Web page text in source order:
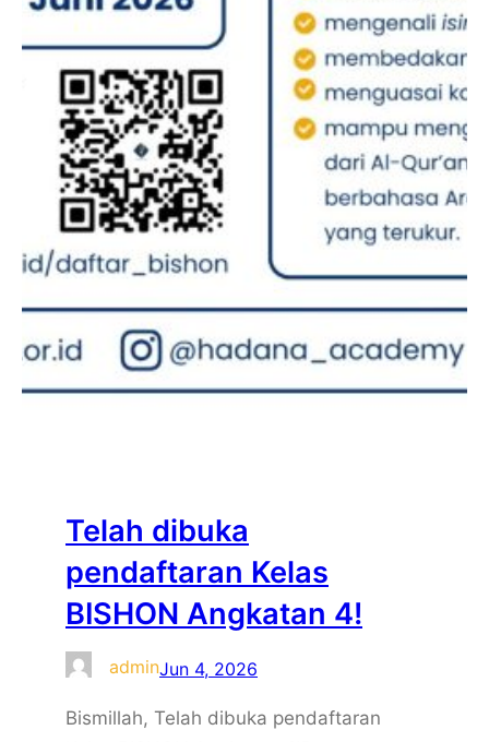
Telah dibuka
pendaftaran Kelas
BISHON Angkatan 4!
adminJun 4, 2026
Bismillah, Telah dibuka pendaftaran